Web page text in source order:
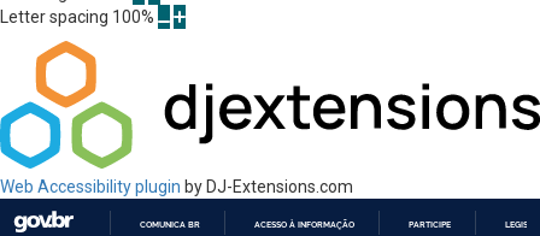
Letter spacing 100%
Web Accessibility plugin by DJ-Extensions.com
COMUNICA BR ACESSO À INFORMAÇÃO PARTICIPE